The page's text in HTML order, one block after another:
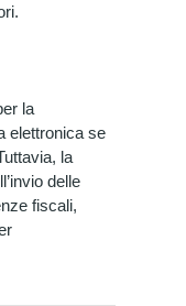
la
elettronica se
la
delle
fiscali,